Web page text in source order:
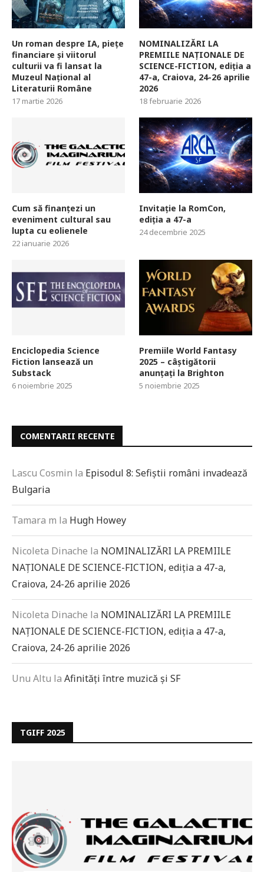
Un roman despre IA, piețe
financiare și viitorul
culturii va fi lansat la
Muzeul Național al
Literaturii Române
17 martie 2026
NOMINALIZĂRI LA
PREMIILE NAȚIONALE DE
SCIENCE-FICTION, ediția a
47-a, Craiova, 24-26 aprilie
2026
18 februarie 2026
Cum să finanțezi un
eveniment cultural sau
lupta cu eolienele
22 ianuarie 2026
Invitație la RomCon,
ediția a 47-a
24 decembrie 2025
Enciclopedia Science
Fiction lansează un
Substack
6 noiembrie 2025
Premiile World Fantasy
2025 – câștigătorii
anunțați la Brighton
5 noiembrie 2025
COMENTARII RECENTE
Lascu Cosmin la Episodul 8: Sefiștii români invadează
Bulgaria
Tamara m la Hugh Howey
Nicoleta Dinache la NOMINALIZĂRI LA PREMIILE
NAȚIONALE DE SCIENCE-FICTION, ediția a 47-a,
Craiova, 24-26 aprilie 2026
Nicoleta Dinache la NOMINALIZĂRI LA PREMIILE
NAȚIONALE DE SCIENCE-FICTION, ediția a 47-a,
Craiova, 24-26 aprilie 2026
Unu Altu la Afinități între muzică și SF
TGIFF 2025